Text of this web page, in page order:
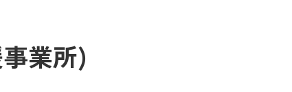
業所)